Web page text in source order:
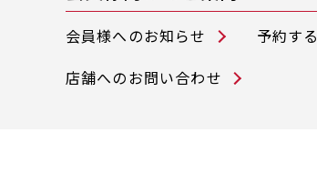
会員様へのお知らせ 予約する
店舗へのお問い合わせ